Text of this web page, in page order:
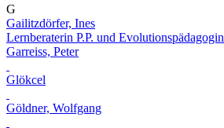
G
Gailitzdörfer, Ines
Lernberaterin P.P. und Evolutionspädagogin
Garreiss, Peter
Glökcel
Göldner, Wolfgang